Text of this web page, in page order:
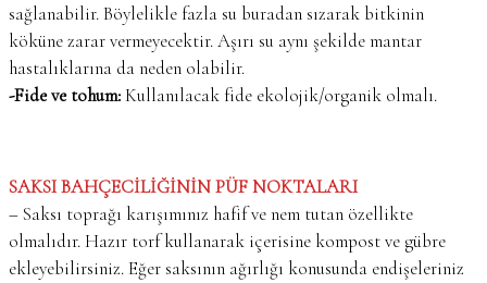
sağlanabilir. Böylelikle fazla su buradan sızarak bitkinin
köküne zarar vermeyecektir. Aşırı su aynı şekilde mantar
hastalıklarına da neden olabilir.
-Fide ve tohum:Kullanılacak fide ekolojik/organik olmalı.
SAKSI BAHÇECİLİĞİNİN PÜF NOKTALARI
– Saksı toprağı karışımınız hafif ve nem tutan özellikte
olmalıdır. Hazır torf kullanarak içerisine kompost ve gübre
ekleyebilirsiniz. Eğer saksının ağırlığı konusunda endişeleriniz